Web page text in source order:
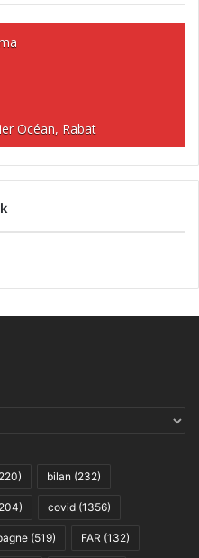
Océan, Rabat
bilan (232)
covid (1356)
(519) FAR (132)